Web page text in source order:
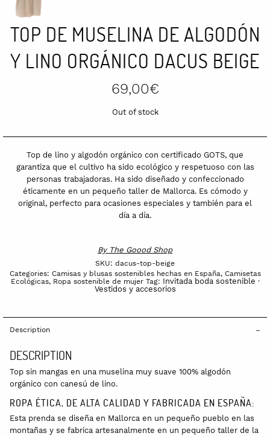
TOP DE MUSELINA DE ALGODÓN
Y LINO ORGÁNICO DACUS BEIGE
69,00€
Out of stock
Top de lino y algodón orgánico con certificado GOTS, que
garantiza que el cultivo ha sido ecológico y respetuoso con las
personas trabajadoras. Ha sido diseñado y confeccionado
éticamente en un pequeño taller de Mallorca. Es cómodo y
original, perfecto para ocasiones especiales y también para el
día a día.
By The Goood Shop
SKU: dacus-top-beige
Categories: Camisas y blusas sostenibles hechas en España, Camisetas
Ecológicas, Ropa sostenible de mujer Tag: Invitada boda sostenible ·
Vestidos y accesorios
Description
DESCRIPTION
Top sin mangas en una muselina muy suave 100% algodón
orgánico con canesú de lino.
ROPA ÉTICA, DE ALTA CALIDAD Y FABRICADA EN ESPAÑA:
Esta prenda se diseña en Mallorca en un pequeño pueblo en las
montañas y se fabrica artesanalmente en un pequeño taller de la